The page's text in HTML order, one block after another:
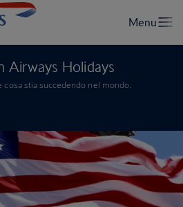
Airways Holidays
cosa stia succedendo nel mondo.